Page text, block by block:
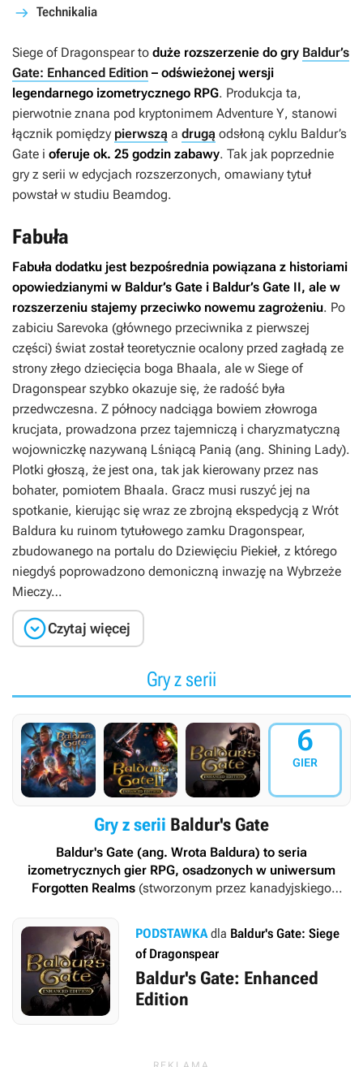
Technikalia
Siege of Dragonspearto duże rozszerzenie do gry Baldur’s
Gate: Enhanced Edition – odświeżonej wersji
legendarnego izometrycznego RPG. Produkcja ta,
pierwotnie znana pod kryptonimem Adventure Y, stanowi
łącznik pomiędzy pierwszą a drugą odsłoną cyklu Baldur’s
Gate i oferuje ok. 25 godzin zabawy. Tak jak poprzednie
gry z serii w edycjach rozszerzonych, omawiany tytuł
powstał w studiu Beamdog.
Fabuła
Fabuła dodatku jest bezpośrednia powiązana z historiami
opowiedzianymi w Baldur’s Gate i Baldur’s Gate II, ale w
rozszerzeniu stajemy przeciwko nowemu zagrożeniu. Po
zabiciu Sarevoka (głównego przeciwnika z pierwszej
części) świat został teoretycznie ocalony przed zagładą ze
strony złego dziecięcia boga Bhaala, ale w Siege of
Dragonspearszybko okazuje się, że radość była
przedwczesna. Z północy nadciąga bowiem złowroga
krucjata, prowadzona przez tajemniczą i charyzmatyczną
wojowniczkę nazywaną Lśniącą Panią (ang. Shining Lady).
Plotki głoszą, że jest ona, tak jak kierowany przez nas
bohater, pomiotem Bhaala. Gracz musi ruszyć jej na
spotkanie, kierując się wraz ze zbrojną ekspedycją z Wrót
Baldura ku ruinom tytułowego zamku Dragonspear,
zbudowanego na portalu do Dziewięciu Piekieł, z którego
niegdyś poprowadzono demoniczną inwazję na Wybrzeże
Mieczy…
Czytaj więcej
Gry z serii
6
GIER
Gry z serii Baldur's Gate
Baldur's Gate (ang. Wrota Baldura) to seria
izometrycznych gier RPG, osadzonych w uniwersum
Forgotten Realms (stworzonym przez kanadyjskiego
zmodyfikowanej mechanice drugiej edycji podręcznika
Dungeons and Dragons(fabularnego RPG-a na licencji
firmy Wizards of the Coasts). Za dwie pierwsze odsłony
cyklu i dodatki do nich odpowiedzialne jest studio BioWare
oraz wydawca Black Isle Studios; wydaniem ich w Polsce
zajęła się natomiast firma CD Projekt. Praca nad trzecią
PODSTAWKAdla Baldur's Gate: Siege
of Dragonspear
Baldur's Gate: Enhanced
Edition